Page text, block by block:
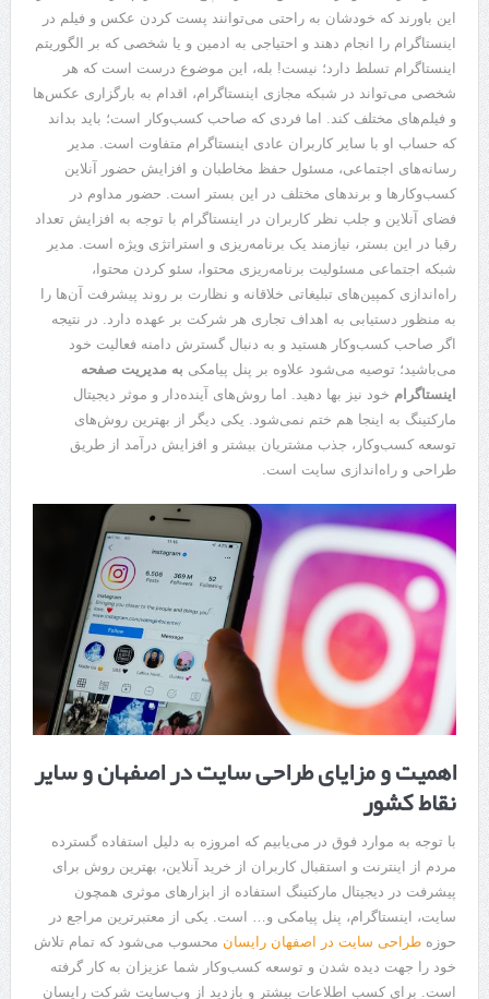
این باورند که خودشان به راحتی می‌توانند پست کردن عکس و فیلم در
اینستاگرام را انجام دهند و احتیاجی به ادمین و یا شخصی که بر الگوریتم
اینستاگرام تسلط دارد؛ نیست! بله، این موضوع درست است که هر
شخصی می‌تواند در شبکه مجازی اینستاگرام، اقدام به بارگزاری عکس‌ها
و فیلم‌های مختلف کند. اما فردی که صاحب کسب‌وکار است؛ باید بداند
که حساب او با سایر کاربران عادی اینستاگرام متفاوت است. مدیر
رسانه‌های اجتماعی، مسئول حفظ مخاطبان و افزایش حضور آنلاین
کسب‌وکارها و برندهای مختلف در این بستر است. حضور مداوم در
فضای آنلاین و جلب نظر کاربران در اینستاگرام با توجه به افزایش تعداد
رقبا در این بستر، نیازمند یک برنامه‌ریزی و استراتژی ویژه است. مدیر
شبکه اجتماعی مسئولیت برنامه‌ریزی محتوا، سئو کردن محتوا،
راه‌اندازی کمپین‌های تبلیغاتی خلاقانه و نظارت بر روند پیشرفت آن‌ها را
به منظور دستیابی به اهداف تجاری هر شرکت بر عهده دارد. در نتیجه
اگر صاحب کسب‌وکار هستید و به دنبال گسترش دامنه فعالیت خود
می‌باشید؛ توصیه می‌شود علاوه بر پنل پیامکی به مدیریت صفحه
اینستاگرام خود نیز بها دهید. اما روش‌های آینده‌دار و موثر دیجیتال
مارکتینگ به اینجا هم ختم نمی‌شود. یکی دیگر از بهترین روش‌های
توسعه کسب‌وکار، جذب مشتریان بیشتر و افزایش درآمد از طریق
طراحی و راه‌اندازی سایت است.
اهمیت و مزایای طراحی سایت در اصفهان و سایر
نقاط کشور
با توجه به موارد فوق در می‌یابیم که امروزه به دلیل استفاده گسترده
مردم از اینترنت و استقبال کاربران از خرید آنلاین، بهترین روش برای
پیشرفت در دیجیتال مارکتینگ استفاده از ابزارهای موثری همچون
سایت، اینستاگرام، پنل پیامکی و… است. یکی از معتبرترین مراجع در
حوزه طراحی سایت در اصفهان رایسان محسوب می‌شود که تمام تلاش
خود را جهت دیده شدن و توسعه کسب‌وکار شما عزیزان به‌ کار گرفته
است. برای کسب اطلاعات بیشتر و بازدید از وب‌سایت شرکت رایسان